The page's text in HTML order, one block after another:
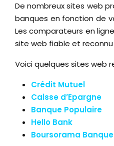
De nombreux sites web
banques en fonction de
Les comparateurs en
site web fiable et
Voici quelques sites web
Crédit Mutuel
Caisse d’Epargne
Banque Populaire
Hello Bank
Boursorama Banque